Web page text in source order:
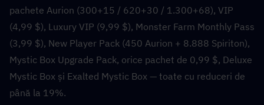
pachete Aurion (300+15 / 620+30 / 1.300+68), VIP
(4,99 $), Luxury VIP (9,99 $), Monster Farm Monthly Pass
(3,99 $), New Player Pack (450 Aurion + 8.888 Spiriton),
Mystic Box Upgrade Pack, orice pachet de 0,99 $, Deluxe
Mystic Box și Exalted Mystic Box — toate cu reduceri de
până la 19%.